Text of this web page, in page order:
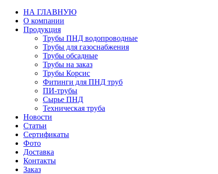
НА ГЛАВНУЮ
О компании
Продукция
Трубы ПНД водопроводные
Трубы для газоснабжения
Трубы обсадные
Трубы на заказ
Трубы Корсис
Фитинги для ПНД труб
ПИ-трубы
Сырье ПНД
Техническая труба
Новости
Статьи
Сертификаты
Фото
Доставка
Контакты
Заказ